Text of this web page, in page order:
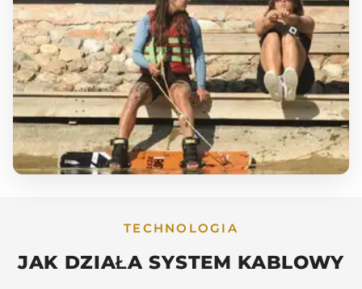
TECHNOLOGIA
JAK DZIAŁA SYSTEM KABLOWY